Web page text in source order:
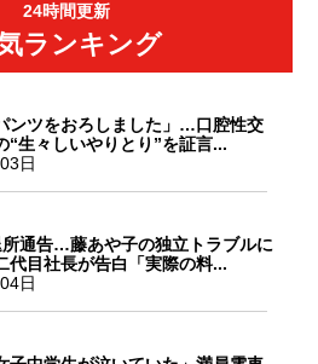
24時間更新
ランキング
ンツをおろしました」…口腔性交
“生々しいやりとり”を証言...
日
通告…藤あや子の独立トラブルに
代目社長が告白「実際の料...
日